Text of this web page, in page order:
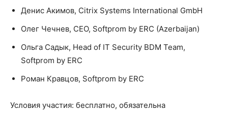
Денис Акимов, Citrix Systems International GmbH
Олег Чечнев, CEO, Softprom by ERC (Azerbaijan)
Ольга Садык, Head of IT Security BDM Team,
Softprom by ERC
Роман Кравцов, Softprom by ERC
Условия участия: бесплатно, обязательна